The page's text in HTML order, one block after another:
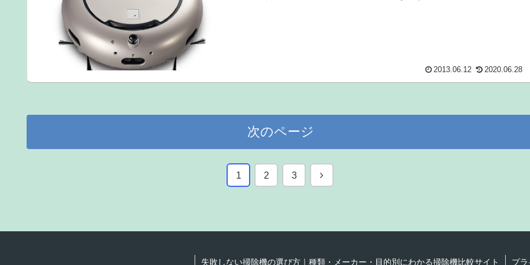
2013.06.12 2020.06.28
次のページ
1 2 3 次
失敗しない掃除機の選び方｜種類・メーカー・目的別にわかる掃除機比較サイト プ